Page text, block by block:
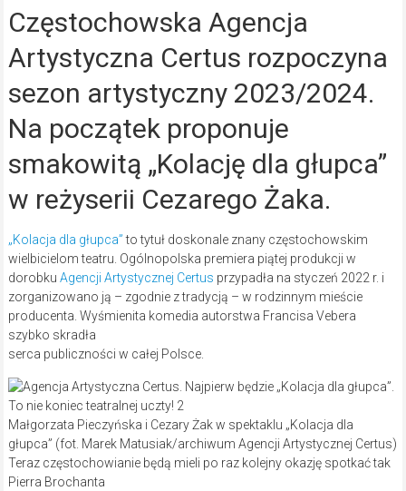
Częstochowska Agencja
Artystyczna Certus rozpoczyna
sezon artystyczny 2023/2024.
Na początek proponuje
smakowitą „Kolację dla głupca”
w reżyserii Cezarego Żaka.
„Kolacja dla głupca”to tytuł doskonale znany częstochowskim
wielbicielom teatru. Ogólnopolska premiera piątej produkcji w
dorobku Agencji Artystycznej Certus przypadła na styczeń 2022 r. i
zorganizowano ją – zgodnie z tradycją – w rodzinnym mieście
producenta. Wyśmienita komedia autorstwa Francisa Vebera
szybko skradła
serca publiczności w całej Polsce.
Małgorzata Pieczyńska i Cezary Żak w spektaklu „Kolacja dla
głupca” (fot. Marek Matusiak/archiwum Agencji Artystycznej Certus)
Teraz częstochowianie będą mieli po raz kolejny okazję spotkać tak
Pierra Brochanta